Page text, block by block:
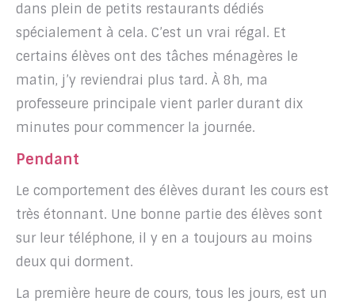
dans plein de petits restaurants dédiés
spécialement à cela. C’est un vrai régal. Et
certains élèves ont des tâches ménagères le
matin, j’y reviendrai plus tard. À 8h, ma
professeure principale vient parler durant dix
minutes pour commencer la journée.
Pendant
Le comportement des élèves durant les cours est
très étonnant. Une bonne partie des élèves sont
sur leur téléphone, il y en a toujours au moins
deux qui dorment.
La première heure de cours, tous les jours, est un